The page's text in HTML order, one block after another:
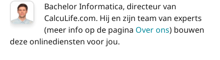
Bachelor Informatica, directeur van
CalcuLife.com. Hij en zijn team van experts
(meer info op de pagina Over ons) bouwen
deze onlinediensten voor jou.